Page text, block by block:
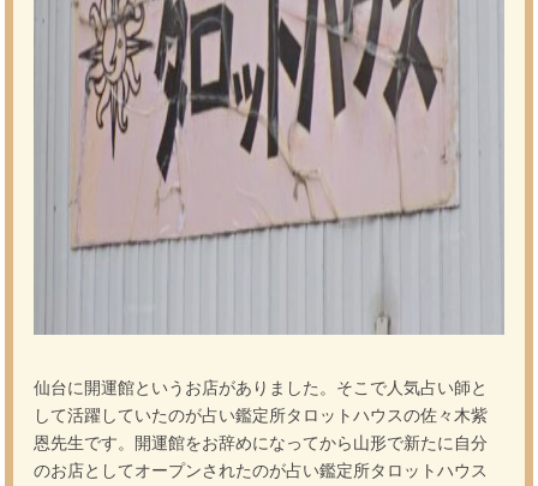
仙台に開運館というお店がありました。そこで人気占い師と
して活躍していたのが占い鑑定所タロットハウスの佐々木紫
恩先生です。開運館をお辞めになってから山形で新たに自分
のお店としてオープンされたのが占い鑑定所タロットハウス